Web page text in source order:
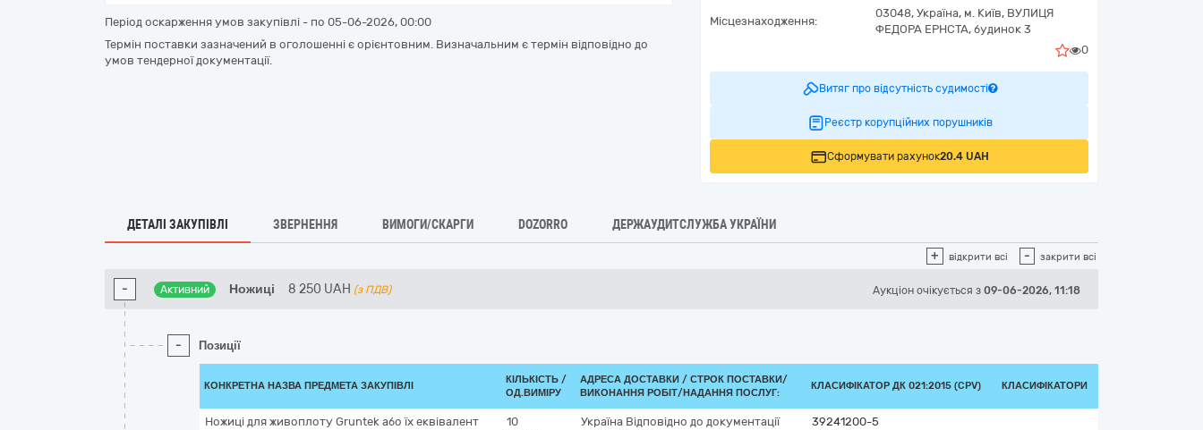
Період оскарження умов закупівлі - по 05-06-2026, 00:00
Термін поставки зазначений в оголошенні є орієнтовним. Визначальним є термін відповідно до
умов тендерної документації.
Місцезнаходження:
03048, Україна, м. Київ, ВУЛИЦЯ
ФЕДОРА ЕРНСТА, будинок 3
0
Витяг про відсутність судимості
Реєстр корупційних порушників
Сформувати рахунок20.4 UAH
ДЕТАЛІ ЗАКУПІВЛІ ЗВЕРНЕННЯ ВИМОГИ/СКАРГИ DOZORRO ДЕРЖАУДИТСЛУЖБА УКРАЇНИ
+ відкрити всі - закрити всі
- Активний Ножиці 8 250 UAH (з ПДВ) Аукціон очікується з 09-06-2026, 11:18
- Позиції
КОНКРЕТНА НАЗВА ПРЕДМЕТА ЗАКУПІВЛІ
КІЛЬКІСТЬ /
ОД.ВИМІРУ
АДРЕСА ДОСТАВКИ / СТРОК ПОСТАВКИ/
ВИКОНАННЯ РОБІТ/НАДАННЯ ПОСЛУГ:
КЛАСИФІКАТОР ДК 021:2015 (CPV) КЛАСИФІКАТОРИ
Ножиці для живоплоту Gruntek або їх еквівалент
10
Україна Відповідно до документації
39241200-5